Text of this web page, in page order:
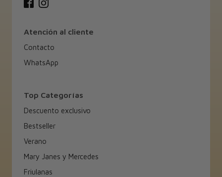
Atención al cliente
Contacto
WhatsApp
Top Categorías
Descuento exclusivo
Bestseller
Verano
Mary Janes y Mercedes
Friulanas